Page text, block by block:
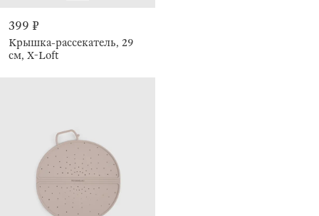
399 ₽
Крышка-рассекатель, 29
см, X-Loft